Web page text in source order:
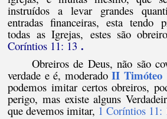
instruídos a levar grandes
entradas financeiras, esta tendo
todas as Igrejas, estes são
Coríntios 11: 13 .
Obreiros de Deus, não são
verdade e é, moderadoII Timóteo
podemos imitar certos obreiros,
perigo, mas existe alguns
que devemos imitar, 1 Coríntios 11: